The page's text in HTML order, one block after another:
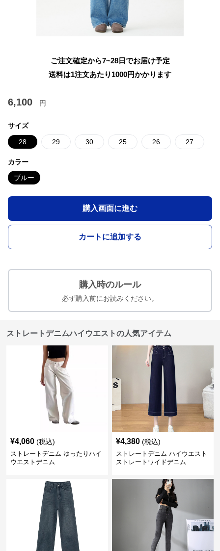
ご注文確定から7~28日でお届け予定
送料は1注文あたり 1000円かかります
6,100 円
サイズ
28 29 30 25 26 27
カラー
ブルー
購入画面に進む
カートに追加する
購入時のルール
必ず購入前にお読みください。
ストレートデニムハイウエストの人気アイテム
¥4,060 (税込)
ストレートデニム ゆったりハイ
ウエストデニム
¥4,380 (税込)
ストレートデニム ハイウエスト
ストレートワイドデニム